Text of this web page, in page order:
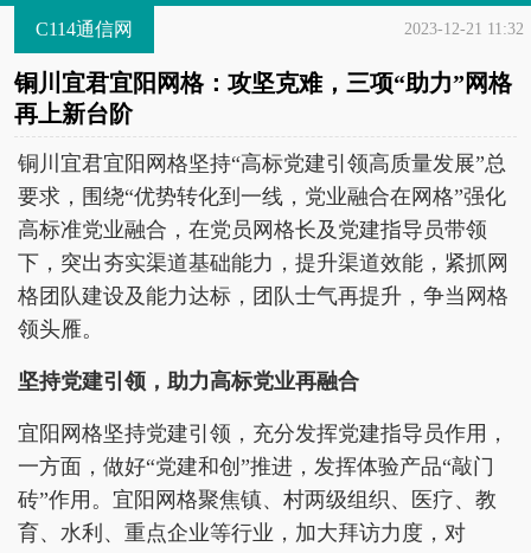
C114通信网 2023-12-21 11:32
铜川宜君宜阳网格：攻坚克难，三项“助力”网格
再上新台阶
铜川宜君宜阳网格坚持“高标党建引领高质量发展”总
要求，围绕“优势转化到一线，党业融合在网格”强化
高标准党业融合，在党员网格长及党建指导员带领
下，突出夯实渠道基础能力，提升渠道效能，紧抓网
格团队建设及能力达标，团队士气再提升，争当网格
领头雁。
坚持党建引领，助力高标党业再融合
宜阳网格坚持党建引领，充分发挥党建指导员作用，
一方面，做好“党建和创”推进，发挥体验产品“敲门
砖”作用。宜阳网格聚焦镇、村两级组织、医疗、教
育、水利、重点企业等行业，加大拜访力度，对